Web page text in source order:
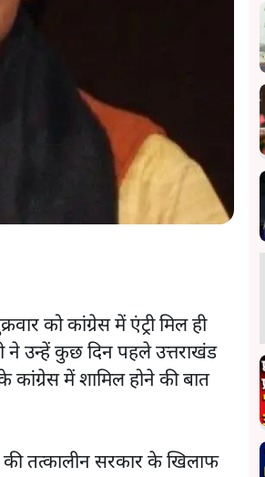
को कांग्रेस में एंट्री मिल ही
ने उन्हें कुछ दिन पहले उत्तराखंड
कांग्रेस में शामिल होने की बात
तत्कालीन सरकार के खिलाफ